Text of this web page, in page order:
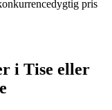
pris
i Tise eller